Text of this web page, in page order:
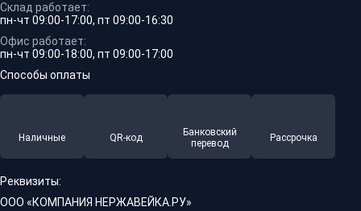
Склад работает:
пн-чт 09:00-17:00, пт 09:00-16:30
Офис работает:
пн-чт 09:00-18:00, пт 09:00-17:00
Способы оплаты
Наличные QR-код
Банковский
перевод
Рассрочка
Реквизиты:
ООО «КОМПАНИЯ НЕРЖАВЕЙКА.РУ»